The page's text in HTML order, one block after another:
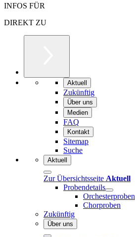
INFOS FÜR
DIREKT ZU
Aktuell
Zukünftig
Über uns
Medien
FAQ
Kontakt
Sitemap
Suche
Aktuell
Zur Übersichtsseite Aktuell
Probendetails
Orchesterproben
Chorproben
Zukünftig
Über uns